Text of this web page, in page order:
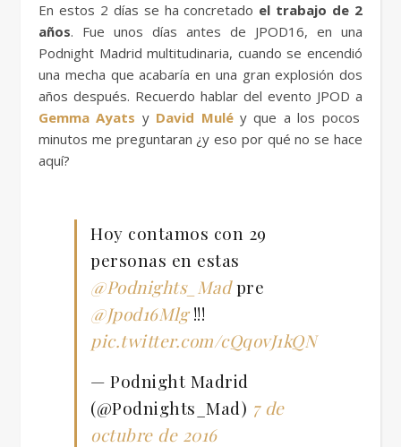
En estos 2 días se ha concretado el trabajo de 2
años. Fue unos días antes de JPOD16, en una
Podnight Madrid multitudinaria, cuando se encendió
una mecha que acabaría en una gran explosión dos
años después. Recuerdo hablar del evento JPOD a
Gemma Ayats y David Muléy que a los pocos
minutos me preguntaran ¿y eso por qué no se hace
aquí?
Hoy contamos con 29
personas en estas
@Podnights_Madpre
@Jpod16Mlg!!!
pic.twitter.com/cQqovJ1kQN
— Podnight Madrid
(@Podnights_Mad) 7 de
octubre de 2016